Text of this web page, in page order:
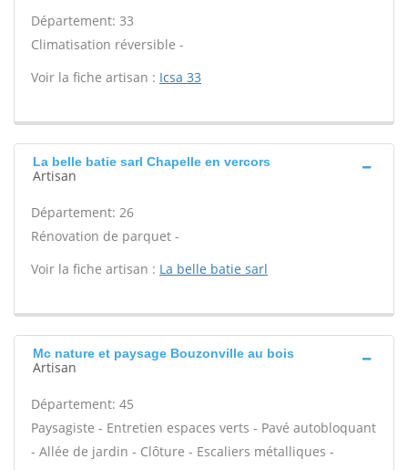
Département: 33
Climatisation réversible -
Voir la fiche artisan : Icsa 33
La belle batie sarl Chapelle en vercors
Artisan
Département: 26
Rénovation de parquet -
Voir la fiche artisan : La belle batie sarl
Mc nature et paysage Bouzonville au bois
Artisan
Département: 45
Paysagiste - Entretien espaces verts - Pavé autobloquant
- Allée de jardin - Clôture - Escaliers métalliques -